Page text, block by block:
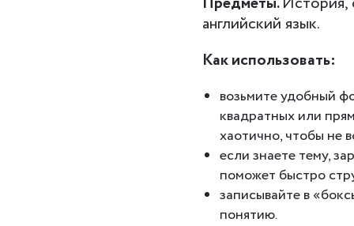
английский язык.
Как использовать:
возьмите удобный
квадратных или
хаотично, чтобы не
если знаете тему,
поможет быстро
записывайте в
понятию.